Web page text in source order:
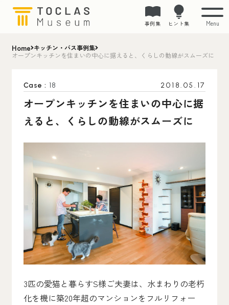
事例集 ヒント集 Menu
Home キッチン・バス事例集
オープンキッチンを住まいの中心に据えると、くらしの動線がスムーズに
Case : 18 2018.05.17
オープンキッチンを住まいの中心に据
えると、くらしの動線がスムーズに
3匹の愛猫と暮らすS様ご夫妻は、水まわりの老朽
化を機に築20年超のマンションをフルリフォー